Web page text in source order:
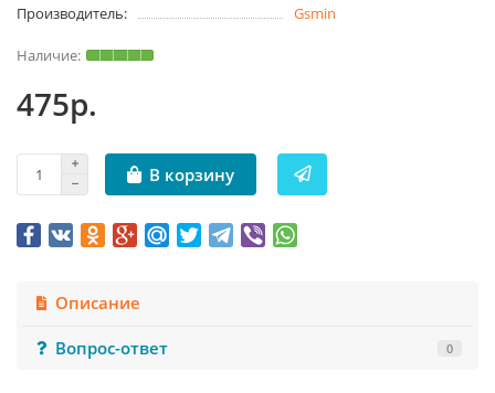
Производитель:
Gsmin
475р.
В корзину
Описание
Вопрос-ответ
0